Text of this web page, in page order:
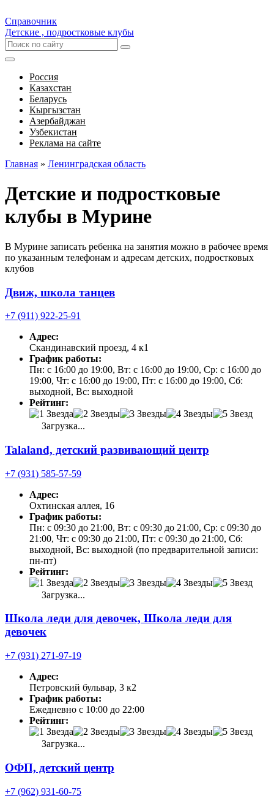
Справочник
Детские , подростковые клубы
Россия
Казахстан
Беларусь
Кыргызстан
Азербайджан
Узбекистан
Реклама на сайте
Главная » Ленинградская область
Детские и подростковые
клубы в Мурине
В Мурине записать ребенка на занятия можно в рабочее время
по указанным телефонам и адресам детских, подростковых
клубов
Движ, школа танцев
+7 (911) 922-25-91
Адрес:
Скандинавский проезд, 4 к1
График работы:
Пн: с 16:00 до 19:00, Вт: с 16:00 до 19:00, Ср: с 16:00 до
19:00, Чт: с 16:00 до 19:00, Пт: с 16:00 до 19:00, Сб:
выходной, Вс: выходной
Рейтинг:
Загрузка...
Talaland, детский развивающий центр
+7 (931) 585-57-59
Адрес:
Охтинская аллея, 16
График работы:
Пн: с 09:30 до 21:00, Вт: с 09:30 до 21:00, Ср: с 09:30 до
21:00, Чт: с 09:30 до 21:00, Пт: с 09:30 до 21:00, Сб:
выходной, Вс: выходной (по предварительной записи:
пн-пт)
Рейтинг:
Загрузка...
Школа леди для девочек, Школа леди для
девочек
+7 (931) 271-97-19
Адрес:
Петровский бульвар, 3 к2
График работы:
Ежедневно с 10:00 до 22:00
Рейтинг:
Загрузка...
ОФП, детский центр
+7 (962) 931-60-75